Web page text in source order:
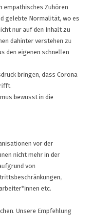
empathisches Zuhören
gelebte Normalität, wo es
nur auf den Inhalt zu
dahinter verstehen zu
den eigenen schnellen
bringen, dass Corona
bewusst in die
vor der
nicht mehr in der
von
etc.
Unsere Empfehlung